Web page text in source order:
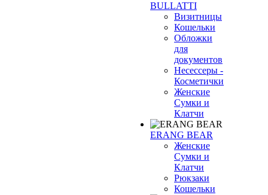
BULLATTI
Визитницы
Кошельки
Обложки
для
документов
Несессеры -
Косметички
Женские
Сумки и
Клатчи
ERANG BEAR
Женские
Сумки и
Клатчи
Рюкзаки
Кошельки